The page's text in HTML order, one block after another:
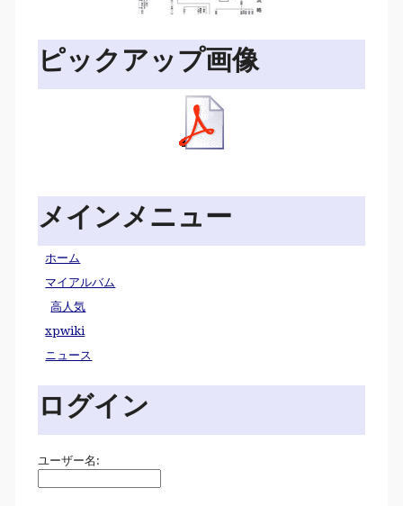
ピックアップ画像
メインメニュー
ホーム
マイアルバム
高人気
xpwiki
ニュース
ログイン
ユーザー名: